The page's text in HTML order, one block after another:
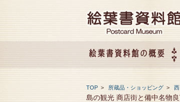
絵葉書資料館の概要
TOP > 所蔵品・ショッピング >
島の観光 商店街と備中名物良